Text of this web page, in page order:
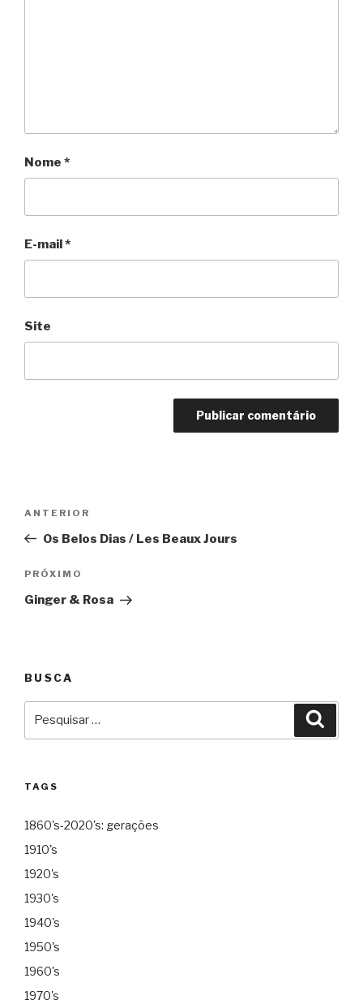
Nome *
E-mail*
Site
Post
Anterior
ANTERIOR
Os Belos Dias / Les Beaux Jours
Próximo
PRÓXIMO
Ginger & Rosa
BUSCA
TAGS
1860's-2020's: gerações
1910's
1920's
1930's
1940's
1950's
1960's
1970's